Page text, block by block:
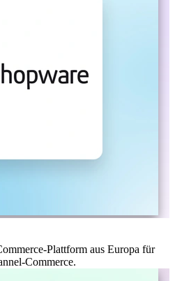
Plattform aus Europa für
Commerce.